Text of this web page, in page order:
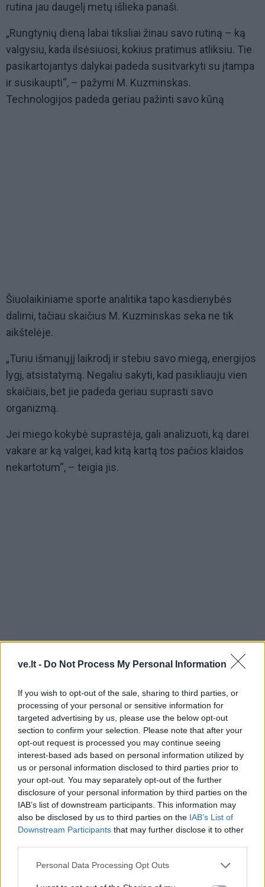
ve.lt - Do Not Process My Personal Information
If you wish to opt-out of the sale, sharing to third parties, or
processing of your personal or sensitive information for
targeted advertising by us, please use the below opt-out
section to confirm your selection. Please note that after your
opt-out request is processed you may continue seeing
interest-based ads based on personal information utilized by
us or personal information disclosed to third parties prior to
your opt-out. You may separately opt-out of the further
disclosure of your personal information by third parties on the
IAB’s list of downstream participants. This information may
also be disclosed by us to third parties on the IAB’s List of
Downstream Participants that may further disclose it to other
Personal Data Processing Opt Outs
rutina jau daugelį metų išlieka panaši.
„Rungtynių dieną labai tiksliai žinau savo rutiną – ką
valgysiu, kada ilsėsiuosi, kokius pratimus atliksiu. Tie
pasikartojantys dalykai padeda susitvarkyti su įtampa
ir susikaupti“, – pažymi M. Kuzminskas.
Technologijos padeda geriau pažinti savo kūną
Šiuolaikiniame sporte analitika tapo kasdienybės
dalimi, tačiau skaičius M. Kuzminskas seka ne tik
aikštelėje.
„Turiu išmanųjį laikrodį ir stebiu savo miegą, energijos
lygį, atsistatymą. Negaliu sakyti, kad pasikliauju vien
skaičiais, bet jie padeda geriau suprasti savo
organizmą.
Jei miego kokybė suprastėja, gali analizuoti, ką darei
vakare ar ką valgei, kad kitą kartą tos pačios klaidos
nekartotum“, – teigia jis.
Technologijų bendrovės „Samsung Electronics
Tamelytė pastebi, kad išmanieji laikrodžiai šiandien
tampa ne tik sporto rezultatų, bet ir savijautos
stebėjimo įrankiais.
Anot jos, didžiausia jų vertė – galimybė geriau
suprasti ryšį tarp kasdien priimamų sprendimų ir kūno
reakcijų į juos.
„Dažnai apie savijautą susimąstome tik tada, kai
jaučiamės pavargę arba nebeturime energijos. Tačiau
kūno signalus pastebėti anksčiau – pavyzdžiui,